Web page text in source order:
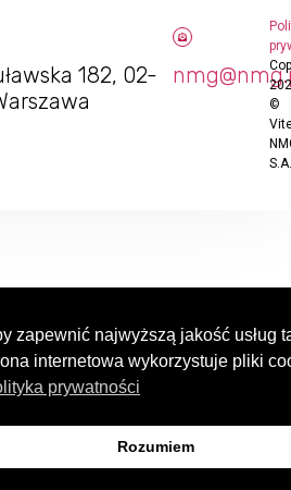
182, 02-
©
S.A.
zapewnić najwyższą jakość usług
internetowa wykorzystuje pliki
prywatności
Rozumiem